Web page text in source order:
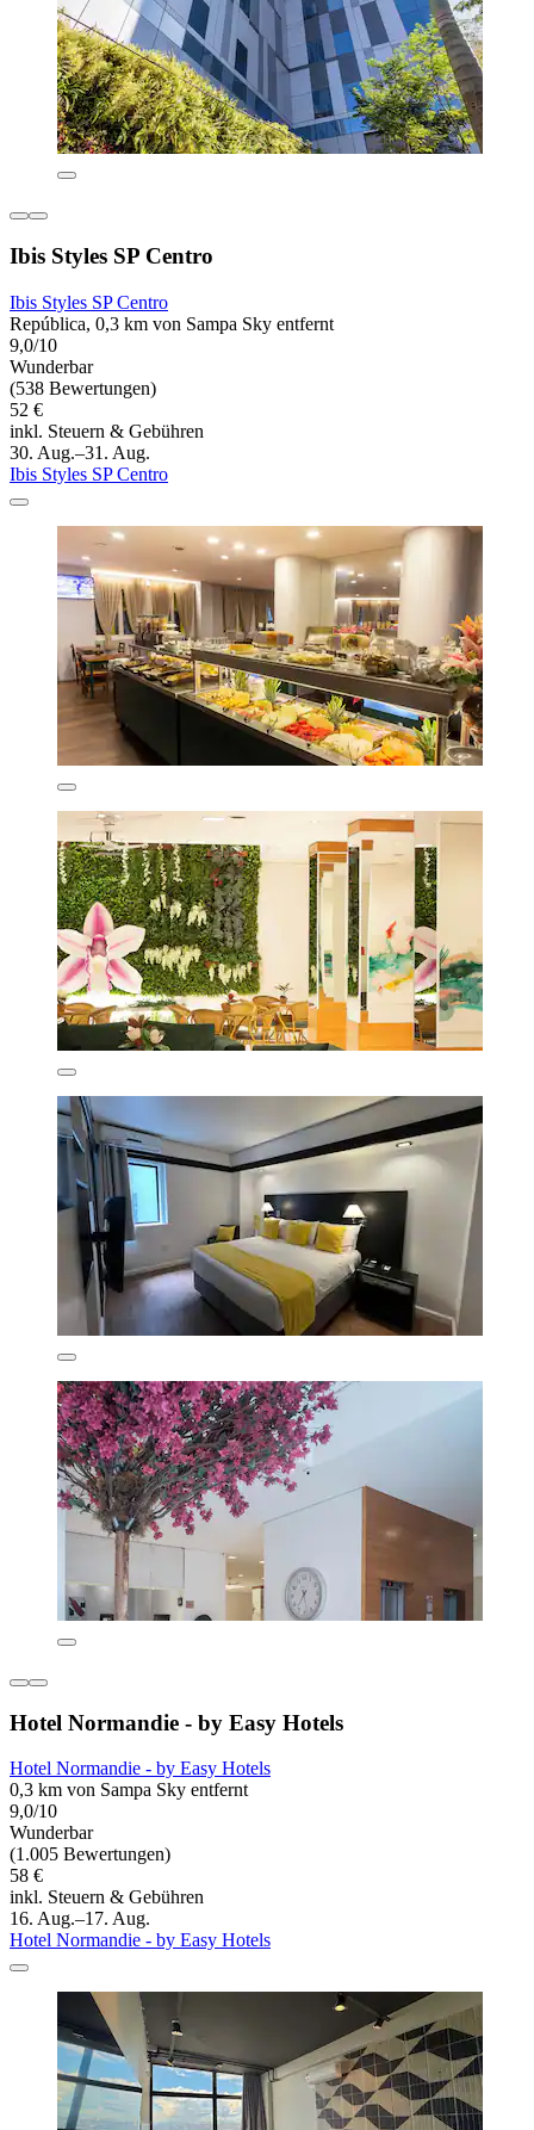
Ibis Styles SP Centro
Ibis Styles SP Centro
República, 0,3 km von Sampa Sky entfernt
9,0/10
Wunderbar
(538 Bewertungen)
52 €
inkl. Steuern & Gebühren
30. Aug.–31. Aug.
Ibis Styles SP Centro
Hotel Normandie - by Easy Hotels
Hotel Normandie - by Easy Hotels
0,3 km von Sampa Sky entfernt
9,0/10
Wunderbar
(1.005 Bewertungen)
58 €
inkl. Steuern & Gebühren
16. Aug.–17. Aug.
Hotel Normandie - by Easy Hotels